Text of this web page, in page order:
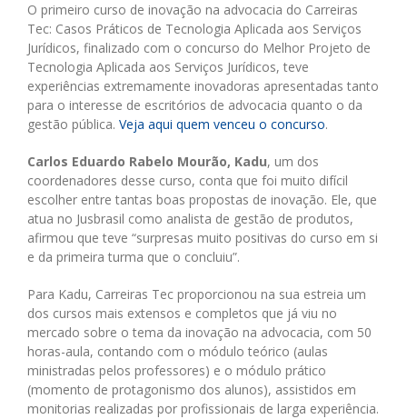
O primeiro curso de inovação na advocacia do Carreiras
Tec: Casos Práticos de Tecnologia Aplicada aos Serviços
Jurídicos, finalizado com o concurso do Melhor Projeto de
Tecnologia Aplicada aos Serviços Jurídicos, teve
experiências extremamente inovadoras apresentadas tanto
para o interesse de escritórios de advocacia quanto o da
gestão pública. Veja aqui quem venceu o concurso.
Carlos Eduardo Rabelo Mourão, Kadu, um dos
coordenadores desse curso, conta que foi muito difícil
escolher entre tantas boas propostas de inovação. Ele, que
atua no Jusbrasil como analista de gestão de produtos,
afirmou que teve “surpresas muito positivas do curso em si
e da primeira turma que o concluiu”.
Para Kadu, Carreiras Tec proporcionou na sua estreia um
dos cursos mais extensos e completos que já viu no
mercado sobre o tema da inovação na advocacia, com 50
horas-aula, contando com o módulo teórico (aulas
ministradas pelos professores) e o módulo prático
(momento de protagonismo dos alunos), assistidos em
monitorias realizadas por profissionais de larga experiência.